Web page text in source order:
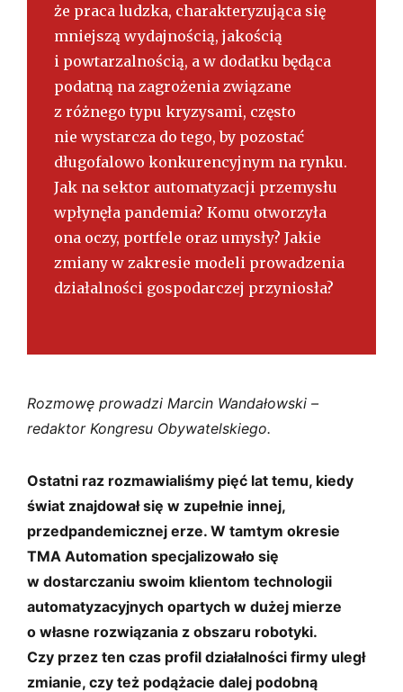
że praca ludzka, charakteryzująca się
mniejszą wydajnością, jakością
i powtarzalnością, a w dodatku będąca
podatną na zagrożenia związane
z różnego typu kryzysami, często
nie wystarcza do tego, by pozostać
długofalowo konkurencyjnym na rynku.
Jak na sektor automatyzacji przemysłu
wpłynęła pandemia? Komu otworzyła
ona oczy, portfele oraz umysły? Jakie
zmiany w zakresie modeli prowadzenia
działalności gospodarczej przyniosła?
Rozmowę prowadzi Marcin Wandałowski –
redaktor Kongresu Obywatelskiego.
Ostatni raz rozmawialiśmy pięć lat temu, kiedy
świat znajdował się w zupełnie innej,
przedpandemicznej erze. W tamtym okresie
TMA Automation specjalizowało się
w dostarczaniu swoim klientom technologii
automatyzacyjnych opartych w dużej mierze
o własne rozwiązania z obszaru robotyki.
Czy przez ten czas profil działalności firmy uległ
zmianie, czy też podążacie dalej podobną